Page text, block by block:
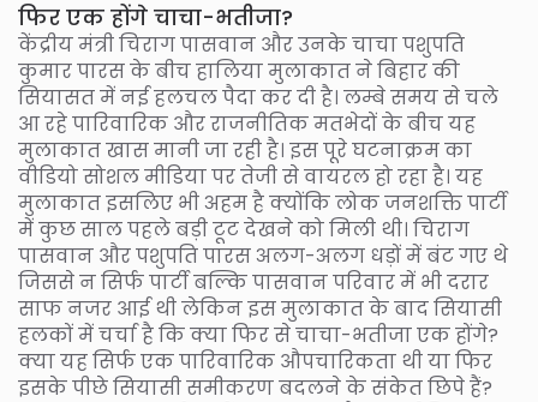
फिर एक होंगे चाचा-भतीजा?
केंद्रीय मंत्री चिराग पासवान और उनके चाचा पशुपति
कुमार पारस के बीच हालिया मुलाकात ने बिहार की
सियासत में नई हलचल पैदा कर दी है। लम्बे समय से चले
आ रहे पारिवारिक और राजनीतिक मतभेदों के बीच यह
मुलाकात खास मानी जा रही है। इस पूरे घटनाक्रम का
वीडियो सोशल मीडिया पर तेजी से वायरल हो रहा है। यह
मुलाकात इसलिए भी अहम है क्योंकि लोक जनशक्ति पार्टी
में कुछ साल पहले बड़ी टूट देखने को मिली थी। चिराग
पासवान और पशुपति पारस अलग-अलग धड़ों में बंट गए थे
जिससे न सिर्फ पार्टी बल्कि पासवान परिवार में भी दरार
साफ नजर आई थी लेकिन इस मुलाकात के बाद सियासी
हलकों में चर्चा है कि क्या फिर से चाचा-भतीजा एक होंगे?
क्या यह सिर्फ एक पारिवारिक औपचारिकता थी या फिर
इसके पीछे सियासी समीकरण बदलने के संकेत छिपे हैं?